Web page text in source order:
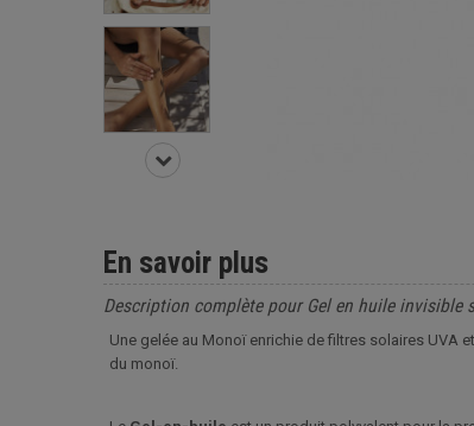
En savoir plus
Description complète pour Gel en huile invisible
Une gelée au Monoï enrichie de filtres solaires UVA
du monoï.